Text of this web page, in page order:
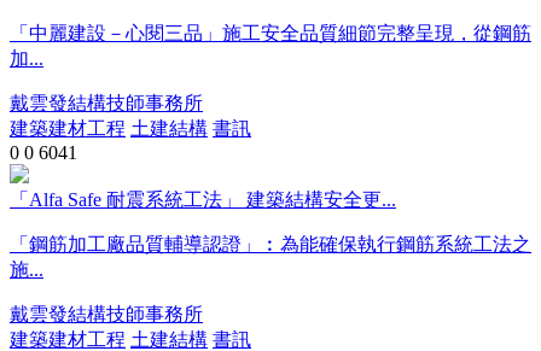
「中麗建設－心閱三品」施工安全品質細節完整呈現，從鋼筋
加...
戴雲發結構技師事務所
建築建材工程 土建結構 書訊
0 0 6041
「Alfa Safe 耐震系統工法」 建築結構安全更...
「鋼筋加工廠品質輔導認證」︰為能確保執行鋼筋系統工法之
施...
戴雲發結構技師事務所
建築建材工程 土建結構 書訊